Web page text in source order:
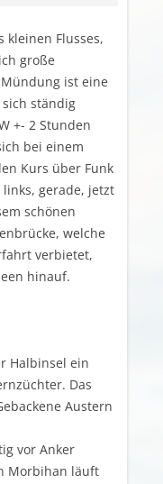
kleinen Flusses,
große
ist eine
ständig
+- 2 Stunden
bei einem
Kurs über Funk
gerade, jetzt
schönen
welche
verbietet,
hinauf.
Halbinsel ein
Das
Austern
vor Anker
Morbihan läuft